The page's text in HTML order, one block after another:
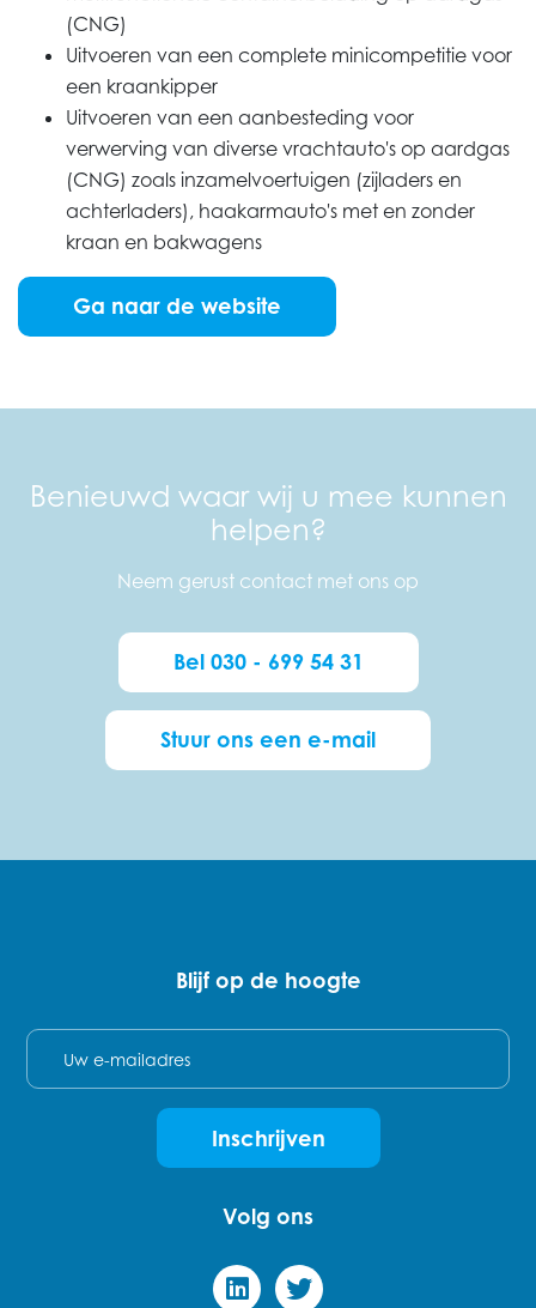
(CNG)
Uitvoeren van een complete minicompetitie voor
een kraankipper
Uitvoeren van een aanbesteding voor
verwerving van diverse vrachtauto's op aardgas
(CNG) zoals inzamelvoertuigen (zijladers en
achterladers), haakarmauto's met en zonder
kraan en bakwagens
Ga naar de website
Benieuwd waar wij u mee kunnen
helpen?
Neem gerust contact met ons op
Bel 030 - 699 54 31
Stuur ons een e-mail
Blijf op de hoogte
Inschrijven
Volg ons